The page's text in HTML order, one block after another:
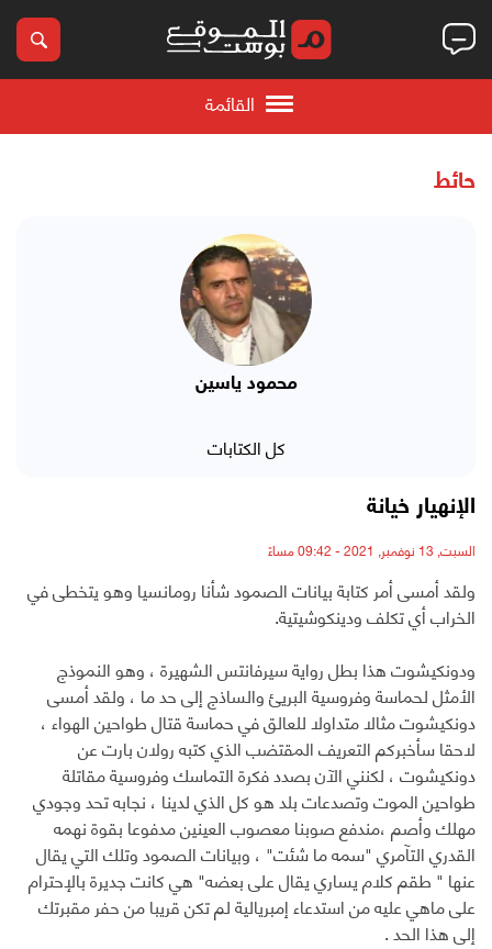
القائمة
حائط
محمود ياسين
كل الكتابات
الإنهيار خيانة
السبت, 13 نوفمبر, 2021 - 09:42 مساءً
ولقد أمسى أمر كتابة بيانات الصمود شأنا رومانسيا وهو يتخطى في
الخراب أي تكلف ودينكوشيتية.
ودونكيشوت هذا بطل رواية سيرفانتس الشهيرة ، وهو النموذج
الأمثل لحماسة وفروسية البريئ والساذج إلى حد ما ، ولقد أمسى
دونكيشوت مثالا متداولا للعالق في حماسة قتال طواحين الهواء ،
لاحقا سأخبركم التعريف المقتضب الذي كتبه رولان بارت عن
دونكيشوت ، لكنني الآن بصدد فكرة التماسك وفروسية مقاتلة
طواحين الموت وتصدعات بلد هو كل الذي لدينا ، نجابه تحد وجودي
مهلك وأصم ،مندفع صوبنا معصوب العينين مدفوعا بقوة نهمه
القدري التآمري "سمه ما شئت" ، وبيانات الصمود وتلك التي يقال
عنها " طقم كلام يساري يقال على بعضه" هي كانت جديرة بالإحترام
على ماهي عليه من استدعاء إمبريالية لم تكن قريبا من حفر مقبرتك
إلى هذا الحد .